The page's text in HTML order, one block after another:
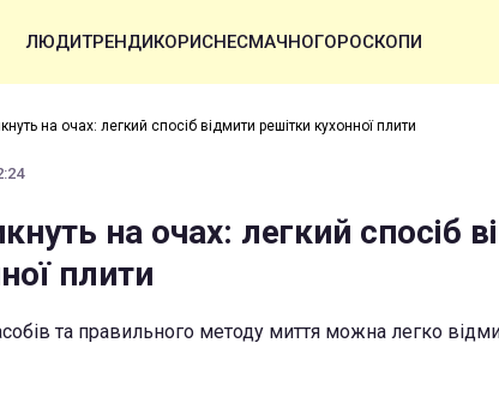
ЛЮДИТРЕНДИКОРИСНЕСМАЧНОГОРОСКОПИ
на очах: легкий спосіб відмити решітки кухонної плити
на очах: легкий спосіб
плити
та правильного методу миття можна легко